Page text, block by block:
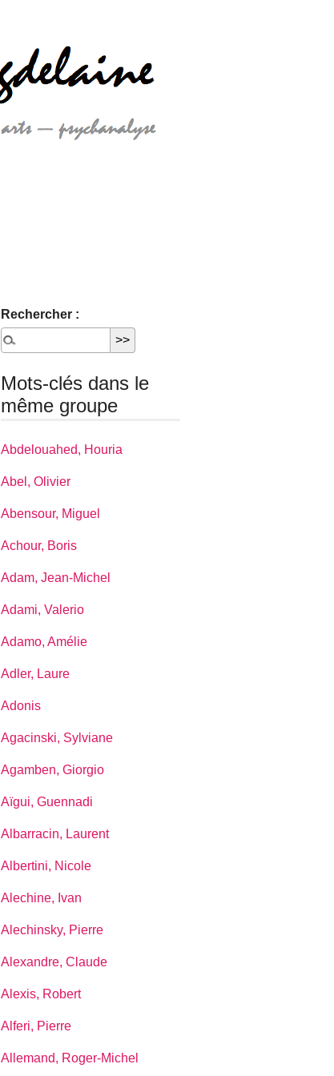
Rechercher :
Mots-clés dans le
même groupe
Abdelouahed, Houria
Abel, Olivier
Abensour, Miguel
Achour, Boris
Adam, Jean-Michel
Adami, Valerio
Adamo, Amélie
Adler, Laure
Adonis
Agacinski, Sylviane
Agamben, Giorgio
Aïgui, Guennadi
Albarracin, Laurent
Albertini, Nicole
Alechine, Ivan
Alechinsky, Pierre
Alexandre, Claude
Alexis, Robert
Alferi, Pierre
Allemand, Roger-Michel